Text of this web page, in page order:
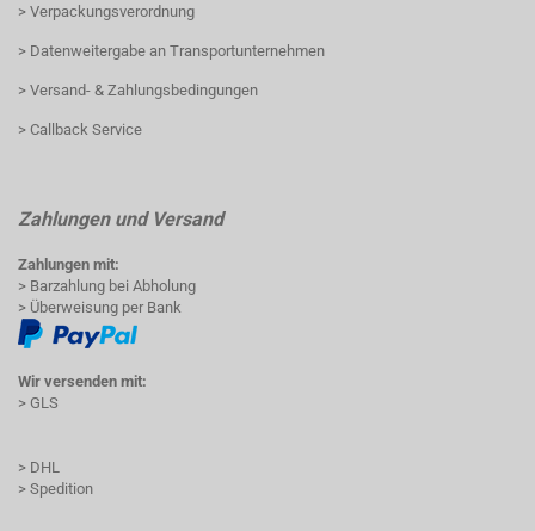
> Verpackungsverordnung
> Datenweitergabe an Transportunternehmen
> Versand- & Zahlungsbedingungen
> Callback Service
Zahlungen und Versand
Zahlungen mit:
> Barzahlung bei Abholung
> Überweisung per Bank
Wir versenden mit:
> GLS
> DHL
> Spedition